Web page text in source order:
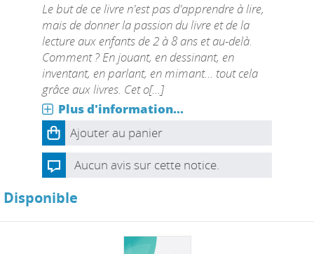
Le but de ce livre n'est pas d'apprendre à lire,
mais de donner la passion du livre et de la
lecture aux enfants de 2 à 8 ans et au-delà.
Comment ? En jouant, en dessinant, en
inventant, en parlant, en mimant... tout cela
grâce aux livres. Cet o[...]
Plus d'information...
Ajouter au panier
Aucun avis sur cette notice.
Disponible